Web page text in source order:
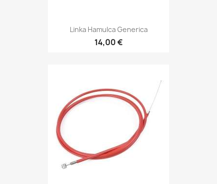
Linka Hamulca Generica
14,00 €